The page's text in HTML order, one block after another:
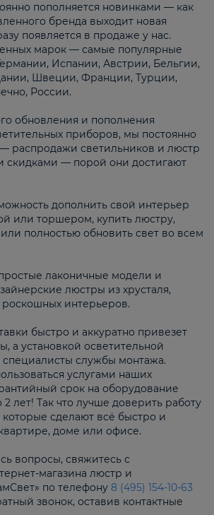
пополняется новинками — как
бренда выходит новая
появляется в продаже у нас.
марок — самые популярные
Испании, Австрии, Бельгии,
Швеции, Франции, Турции,
России.
обновления и пополнения
приборов, мы постоянно
распродажи светильников и люстр
скидками — порой они достигают
дополнить свой интерьер
или торшером, купить люстру,
полностью обновить свет во всем
лаконичные модели и
люстры из хрусталя,
интерьеров.
быстро и аккуратно привезет
а установкой осветительной
специалисты службы монтажа.
услугами наших
срок на оборудование
2 лет! Так что лучше доверить работу
сделают всё быстро и
доме или офисе.
вопросы, свяжитесь с
магазина люстр и
по телефону 8 (495) 154-10-63
звонок, оставив контактные